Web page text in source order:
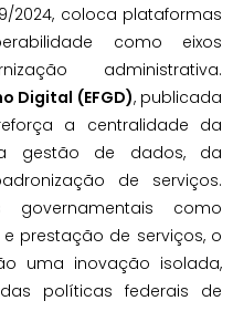
2024, coloca plataformas
como eixos
administrativa.
Digital (EFGD), publicada
a centralidade da
gestão de dados, da
de serviços.
como
prestação de serviços, o
uma inovação isolada,
políticas federais de